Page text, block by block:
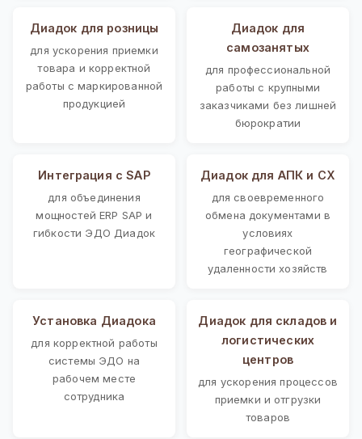
Диадок для розницы
для ускорения приемки
товара и корректной
работы с маркированной
продукцией
Диадок для
самозанятых
для профессиональной
работы с крупными
заказчиками без лишней
бюрократии
Интеграция с SAP
для объединения
мощностей ERP SAP и
гибкости ЭДО Диадок
Диадок для АПК и СХ
для своевременного
обмена документами в
условиях
географической
удаленности хозяйств
Установка Диадока
для корректной работы
системы ЭДО на
рабочем месте
сотрудника
Диадок для складов и
логистических
центров
для ускорения процессов
приемки и отгрузки
товаров